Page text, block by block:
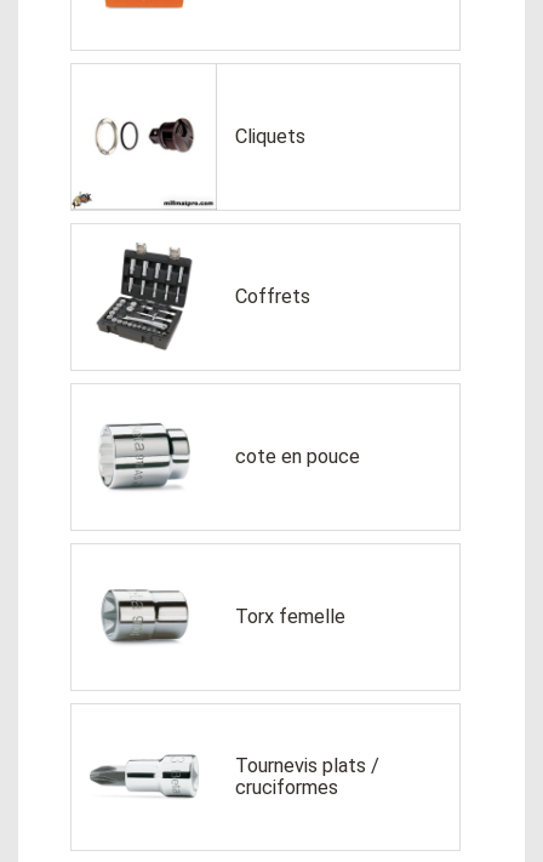
Cliquets
Coffrets
cote en pouce
Torx femelle
Tournevis plats /
cruciformes